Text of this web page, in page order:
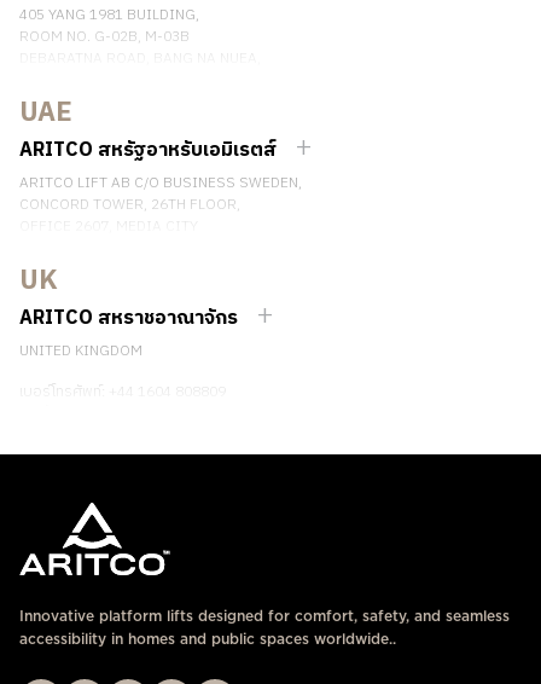
405 YANG 1981 BUILDING,
ROOM NO. G-02B, M-03B
เบอร์โทรศัพท์: +66 863174017
ติดต่อเรา
UAE
ARITCO สหรัฐอาหรับเอมิเรตส์
ARITCO LIFT AB C/O BUSINESS SWEDEN,
CONCORD TOWER, 26TH FLOOR,
ติดต่อเรา
UK
ARITCO สหราชอาณาจักร
UNITED KINGDOM
เบอร์โทรศัพท์: +44 1604 808809
Innovative platform lifts designed for comfort, safety, and seamless
accessibility in homes and public spaces worldwide..